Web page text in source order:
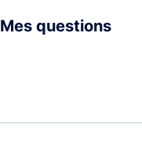
questions